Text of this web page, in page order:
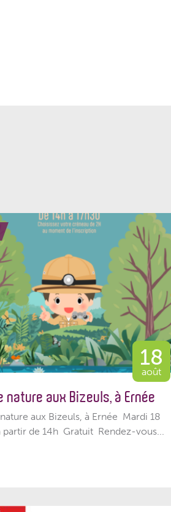
18
août
nature aux Bizeuls, à Ernée
aux Bizeuls, à Ernée Mardi 18
partir de 14h Gratuit Rendez-vous...